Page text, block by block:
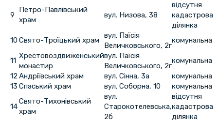
9
Петро-Павлівський
храм
вул. Низова, 38
відсутня
кадастрова
ділянка
10Свято-Троїцький храм
вул. Паїсія
Величковського, 2г
комунальна
11
Хрестовоздвиженський
монастир
вул. Паїсія
Величковського, 2г
комунальна
12 Андріївський храм вул. Сінна, 3а
комунальна
13 Спаський храм вул. Соборна, 10 комунальна
14
Свято-Тихонівський
храм
вул.
Старокотелевська,
2б
відсутня
кадастрова
ділянка